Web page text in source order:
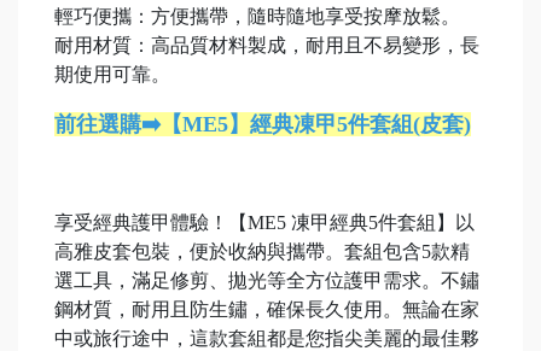
輕巧便攜：方便攜帶，隨時隨地享受按摩放鬆。
耐用材質：高品質材料製成，耐用且不易變形，長
期使用可靠。
前往選購➡️【ME5】經典凍甲5件套組(皮套)
享受經典護甲體驗！【ME5 凍甲經典5件套組】以
高雅皮套包裝，便於收納與攜帶。套組包含5款精
選工具，滿足修剪、拋光等全方位護甲需求。不鏽
鋼材質，耐用且防生鏽，確保長久使用。無論在家
中或旅行途中，這款套組都是您指尖美麗的最佳夥